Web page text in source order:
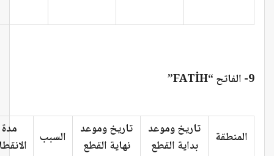
9- الفاتح “FATİH”
المنطقة
تاريخ وموعد
بداية القطع
تاريخ وموعد
نهاية القطع
السبب
مدة